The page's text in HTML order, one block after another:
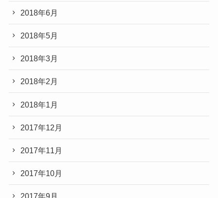
2018年6月
2018年5月
2018年3月
2018年2月
2018年1月
2017年12月
2017年11月
2017年10月
2017年9月